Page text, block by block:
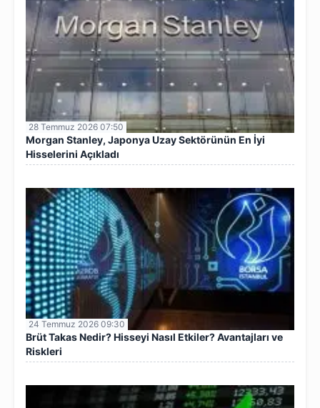
28 Temmuz 2026 07:50
Morgan Stanley, Japonya Uzay Sektörünün En İyi
Hisselerini Açıkladı
24 Temmuz 2026 09:30
Brüt Takas Nedir? Hisseyi Nasıl Etkiler? Avantajları ve
Riskleri